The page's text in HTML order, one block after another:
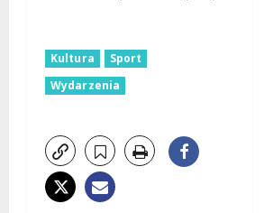
Kultura
Sport
Wydarzenia